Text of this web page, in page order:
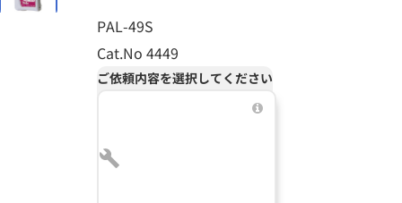
PAL-49S
Cat.No 4449
ご依頼内容を選択してください